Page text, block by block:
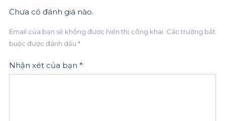
Chưa có đánh giá nào.
Email của bạn sẽ không được hiển thị công khai. Các trường bắt
buộc được đánh dấu *
Nhận xét của bạn *